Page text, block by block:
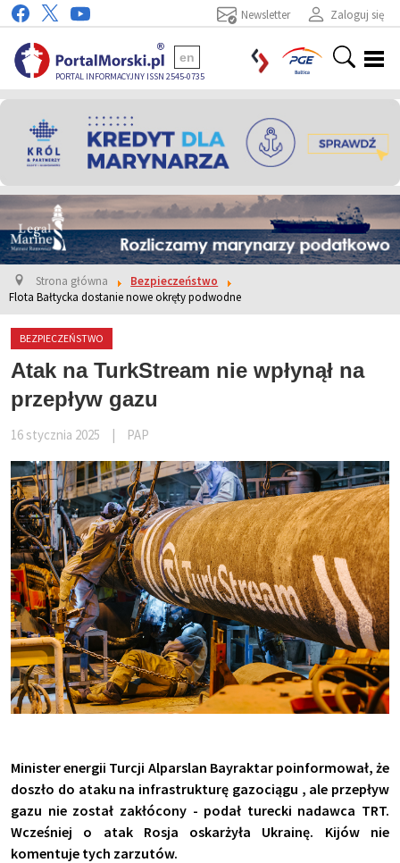
Zaloguj się
Newsletter
PORTAL INFORMACYJNY ISSN 2545-0735
en
Strona główna
Bezpieczeństwo
Flota Bałtycka dostanie nowe okręty podwodne
BEZPIECZEŃSTWO
Atak na TurkStream nie wpłynął na
przepływ gazu
16 stycznia 2025 PAP
Minister energii Turcji Alparslan Bayraktar poinformował, że
doszło do ataku na infrastrukturę gazociągu , ale przepływ
gazu nie został zakłócony - podał turecki nadawca TRT.
Wcześniej o atak Rosja oskarżyła Ukrainę. Kijów nie
komentuje tych zarzutów.